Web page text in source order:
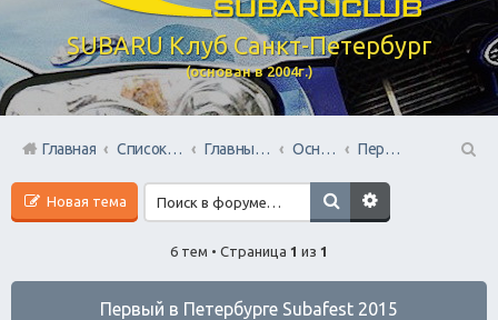
SUBARU Клуб Санкт-Петербург
(основан в 2004г.)
Главная Список форумов Главный раздел Основной форум
Первый в Петербурге Subafest 2015
Новая тема
6 тем • Страница 1 из 1
Первый в Петербурге Subafest 2015